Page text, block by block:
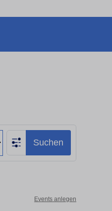
Suchen
Events anlegen